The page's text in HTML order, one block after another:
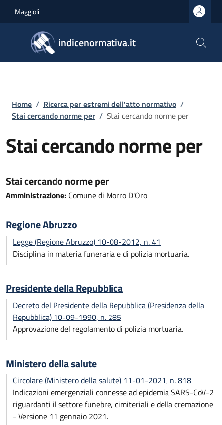
Maggioli
indicenormativa.it
Briciole di pane
Home / Ricerca per estremi dell'atto normativo /
Stai cercando norme per / Stai cercando norme per
Stai cercando norme per
Stai cercando norme per
Amministrazione: Comune di Morro D'Oro
Regione Abruzzo
Legge (Regione Abruzzo) 10-08-2012, n. 41
Disciplina in materia funeraria e di polizia mortuaria.
Presidente della Repubblica
Decreto del Presidente della Repubblica (Presidenza della
Repubblica) 10-09-1990, n. 285
Approvazione del regolamento di polizia mortuaria.
Ministero della salute
Circolare (Ministero della salute) 11-01-2021, n. 818
Indicazioni emergenziali connesse ad epidemia SARS-CoV-2
riguardanti il settore funebre, cimiteriali e della cremazione
- Versione 11 gennaio 2021.